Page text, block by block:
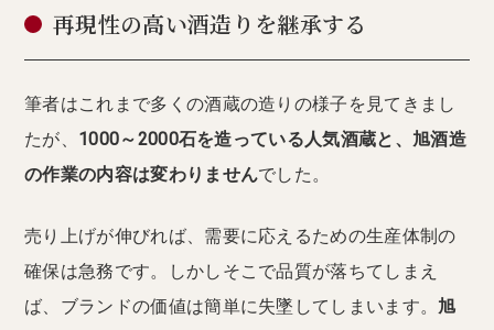
再現性の高い酒造りを継承する
筆者はこれまで多くの酒蔵の造りの様子を見てきまし
たが、 1000～2000石を造っている人気酒蔵と、旭酒造
の作業の内容は変わりませんでした。
売り上げが伸びれば、需要に応えるための生産体制の
確保は急務です。しかしそこで品質が落ちてしまえ
ば、ブランドの価値は簡単に失墜してしまいます。 旭